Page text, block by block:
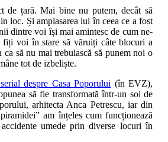
de țară. Mai bine nu putem, decât să
loc. Și amplasarea lui în ceea ce a fost
dintre voi își mai amintesc de cum ne-
voi în stare să văruiți câte blocuri a
să nu mai trebuiască să punem noi o
tot de izbeliște.
despre Casa Poporului (în EVZ),
să fie transformată într-un soi de
arhitecta Anca Petrescu, iar din
am înțeles cum funcționează
umede prin diverse locuri în